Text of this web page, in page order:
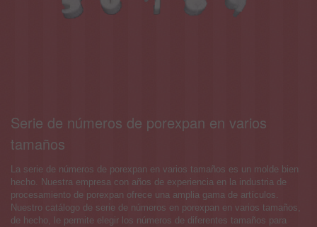
Serie de números de porexpan en varios
tamaños
La serie de números de porexpan en varios tamaños es un molde bien
hecho. Nuestra empresa con años de experiencia en la industria de
procesamiento de porexpan ofrece una amplia gama de artículos.
Nuestro catálogo de serie de números en porexpan en varios tamaños,
de hecho, le permite elegir los números de diferentes tamaños para